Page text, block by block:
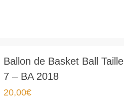
Ballon de Basket Ball Taille
7 – BA 2018
20,00€